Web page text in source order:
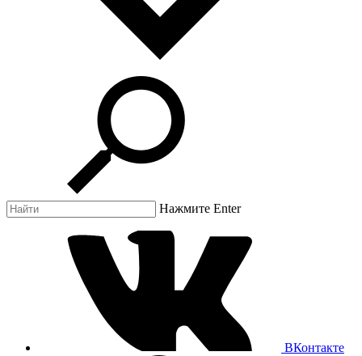
Нажмите Enter
ВКонтакте